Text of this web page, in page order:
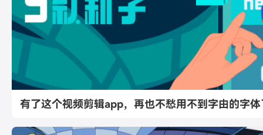
有了这个视频剪辑app，再也不愁用不到字由的字体